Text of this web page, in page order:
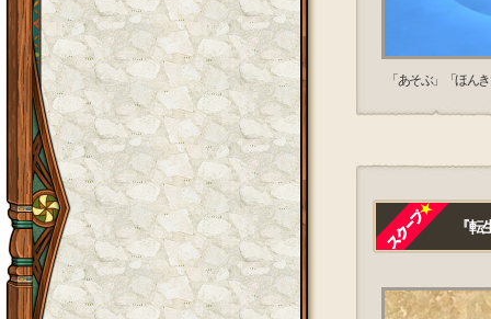
「あそぶ」「ほん
『転